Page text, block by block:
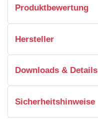
Produktbewertung
Hersteller
Downloads & Details
Sicherheitshinweise